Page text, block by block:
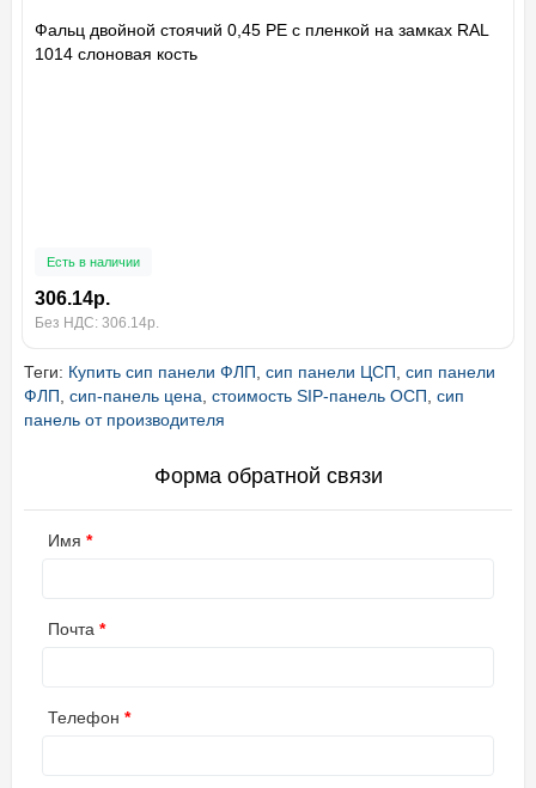
Фальц двойной стоячий 0,45 PE с пленкой на замках RAL
1014 слоновая кость
Есть в наличии
306.14р.
Без НДС: 306.14р.
Теги: Купить сип панели ФЛП, сип панели ЦСП, сип панели
ФЛП, сип-панель цена, стоимость SIP-панель ОСП, сип
панель от производителя
Форма обратной связи
Имя
Почта
Телефон